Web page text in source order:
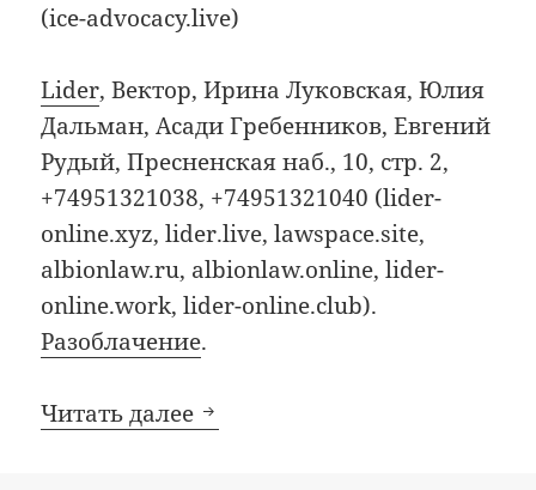
(ice-advocacy.live)
Lider, Вектор, Ирина Луковская, Юлия
Дальман, Асади Гребенников, Евгений
Рудый, Пресненская наб., 10, стр. 2,
+74951321038, +74951321040 (lider-
online.xyz, lider.live, lawspace.site,
albionlaw.ru, albionlaw.online, lider-
online.work, lider-online.club).
Разоблачение.
Читать далее Добавления в чёрный